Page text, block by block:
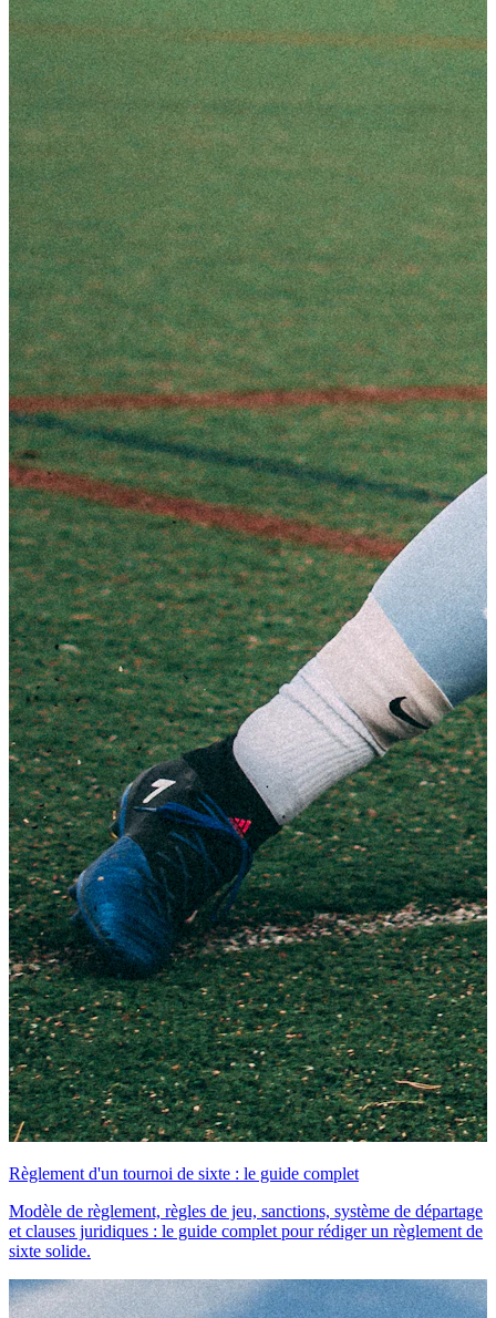
Règlement d'un tournoi de sixte : le guide complet
Modèle de règlement, règles de jeu, sanctions, système de départage
et clauses juridiques : le guide complet pour rédiger un règlement de
sixte solide.